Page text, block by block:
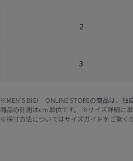
2
3
※MEN'S BIGI ONLINE STOREの商品は、独
商品の計測はcm単位です。 ※サイズ詳細に
※採寸方法についてはサイズガイドをご覧く